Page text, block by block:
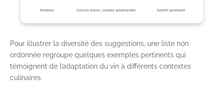
Moderne Cuisine fusion, salades gourmandes Apéritif gourmand
Pour illustrer la diversité des suggestions, une liste non
ordonnée regroupe quelques exemples pertinents qui
témoignent de l’adaptation du vin à différents contextes
culinaires.